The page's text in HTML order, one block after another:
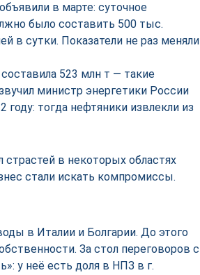
в марте: суточное
было составить 500 тыс.
в сутки. Показатели не раз меняли
523 млн т — такие
министр энергетики России
тогда нефтяники извлекли из
страстей в некоторых областях
стали искать компромиссы.
в Италии и Болгарии. До этого
За стол переговоров с
у неё есть доля в НПЗ в г.